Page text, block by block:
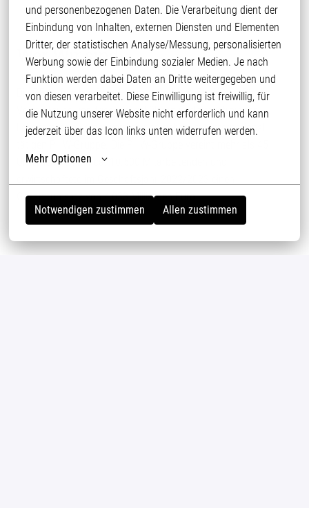
und personenbezogenen Daten. Die Verarbeitung dient der
Einbindung von Inhalten, externen Diensten und Elementen
Dritter, der statistischen Analyse/Messung, personalisierten
Werbung sowie der Einbindung sozialer Medien. Je nach
Funktion werden dabei Daten an Dritte weitergegeben und
von diesen verarbeitet. Diese Einwilligung ist freiwillig, für
die Nutzung unserer Website nicht erforderlich und kann
jederzeit über das Icon links unten widerrufen werden.
Mehr Optionen
Notwendigen zustimmen Allen zustimmen
Wer Wir sind
Die GEKA frisch + frost Handels GmbH & Co. KG ist für die
Vermarktung von frischen, gekühlten und tiefgefrorenen
Lebensmitteln verantwortlich und gehört zur international
Unternehmen mit ca. 10.500 Mitarbeitenden und
Gesamtumsatz von 4,033 Milliarden Euro.